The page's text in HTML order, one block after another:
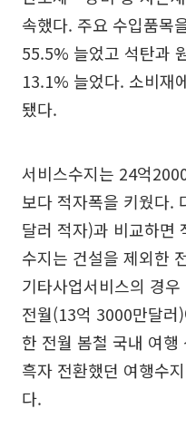
속했다. 주요 수입품목
55.5% 늘었고 석탄과
13.1% 늘었다. 소비재
됐다.
서비스수지는 24억
보다 적자폭을 키웠다.
달러 적자)과 비교하면
수지는 건설을 제외한
기타사업서비스의 경
전월(13억 3000만달러
한 전월 봄철 국내 여
흑자 전환했던 여행수
다.